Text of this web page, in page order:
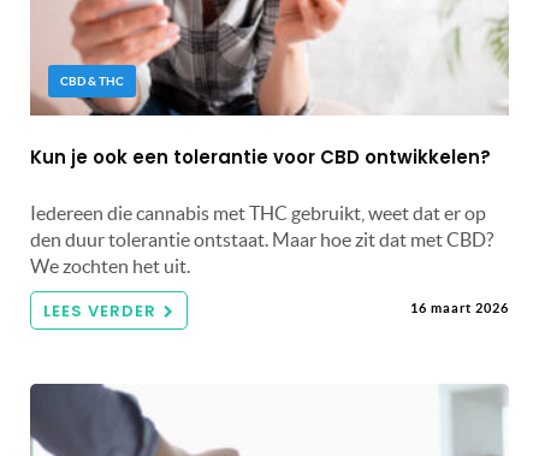
CBD & THC
Kun je ook een tolerantie voor CBD ontwikkelen?
Iedereen die cannabis met THC gebruikt, weet dat er op
den duur tolerantie ontstaat. Maar hoe zit dat met CBD?
We zochten het uit.
LEES VERDER 16 maart 2026